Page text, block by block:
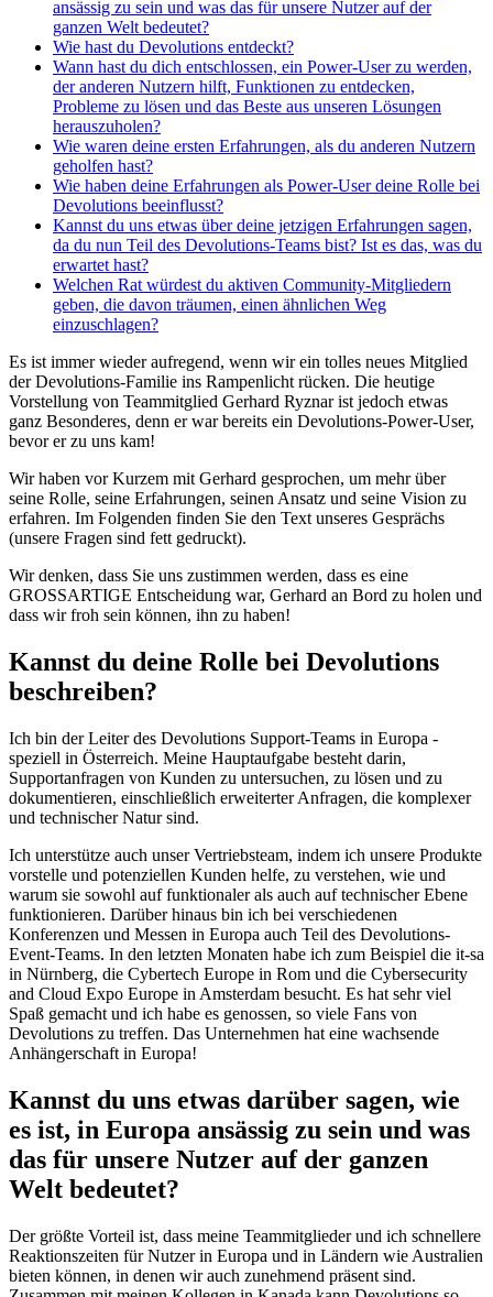
ansässig zu sein und was das für unsere Nutzer auf der
ganzen Welt bedeutet?
Wie hast du Devolutions entdeckt?
Wann hast du dich entschlossen, ein Power-User zu werden,
der anderen Nutzern hilft, Funktionen zu entdecken,
Probleme zu lösen und das Beste aus unseren Lösungen
herauszuholen?
Wie waren deine ersten Erfahrungen, als du anderen Nutzern
geholfen hast?
Wie haben deine Erfahrungen als Power-User deine Rolle bei
Devolutions beeinflusst?
Kannst du uns etwas über deine jetzigen Erfahrungen sagen,
da du nun Teil des Devolutions-Teams bist? Ist es das, was du
erwartet hast?
Welchen Rat würdest du aktiven Community-Mitgliedern
geben, die davon träumen, einen ähnlichen Weg
einzuschlagen?
Es ist immer wieder aufregend, wenn wir ein tolles neues Mitglied
der Devolutions-Familie ins Rampenlicht rücken. Die heutige
Vorstellung von Teammitglied Gerhard Ryznar ist jedoch etwas
ganz Besonderes, denn er war bereits ein Devolutions-Power-User,
bevor er zu uns kam!
Wir haben vor Kurzem mit Gerhard gesprochen, um mehr über
seine Rolle, seine Erfahrungen, seinen Ansatz und seine Vision zu
erfahren. Im Folgenden finden Sie den Text unseres Gesprächs
(unsere Fragen sind fett gedruckt).
Wir denken, dass Sie uns zustimmen werden, dass es eine
GROSSARTIGE Entscheidung war, Gerhard an Bord zu holen und
dass wir froh sein können, ihn zu haben!
Kannst du deine Rolle bei Devolutions
beschreiben?
Ich bin der Leiter des Devolutions Support-Teams in Europa -
speziell in Österreich. Meine Hauptaufgabe besteht darin,
Supportanfragen von Kunden zu untersuchen, zu lösen und zu
dokumentieren, einschließlich erweiterter Anfragen, die komplexer
und technischer Natur sind.
Ich unterstütze auch unser Vertriebsteam, indem ich unsere Produkte
vorstelle und potenziellen Kunden helfe, zu verstehen, wie und
warum sie sowohl auf funktionaler als auch auf technischer Ebene
funktionieren. Darüber hinaus bin ich bei verschiedenen
Konferenzen und Messen in Europa auch Teil des Devolutions-
Event-Teams. In den letzten Monaten habe ich zum Beispiel die it-sa
in Nürnberg, die Cybertech Europe in Rom und die Cybersecurity
and Cloud Expo Europe in Amsterdam besucht. Es hat sehr viel
Spaß gemacht und ich habe es genossen, so viele Fans von
Devolutions zu treffen. Das Unternehmen hat eine wachsende
Anhängerschaft in Europa!
Kannst du uns etwas darüber sagen, wie
es ist, in Europa ansässig zu sein und was
das für unsere Nutzer auf der ganzen
Welt bedeutet?
Der größte Vorteil ist, dass meine Teammitglieder und ich schnellere
Reaktionszeiten für Nutzer in Europa und in Ländern wie Australien
bieten können, in denen wir auch zunehmend präsent sind.